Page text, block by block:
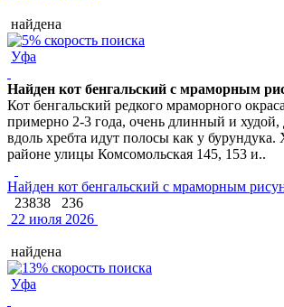
найдена
Уфа
Найден кот бенгальский с мраморным
Кот бенгальский редкого мраморного
примерно 2-3 года, очень длинный и
вдоль хребта идут полосы как у
районе улицы Комсомольская 145, 153 и..
Найден кот бенгальский с мраморным
23838
236
22 июля 2026
найдена
Уфа